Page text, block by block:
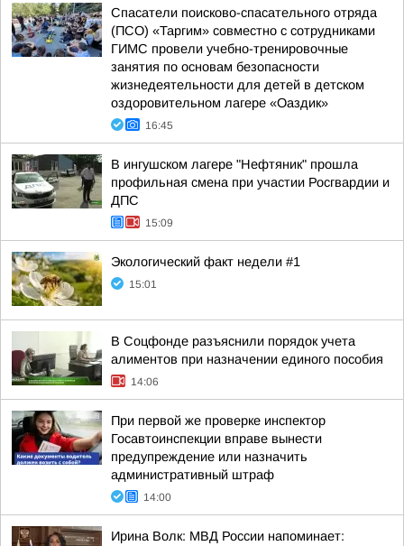
Спасатели поисково-спасательного отряда
(ПСО) «Таргим» совместно с сотрудниками
ГИМС провели учебно-тренировочные
занятия по основам безопасности
жизнедеятельности для детей в детском
оздоровительном лагере «Оаздик»
16:45
В ингушском лагере "Нефтяник" прошла
профильная смена при участии Росгвардии и
ДПС
15:09
Экологический факт недели #1
15:01
В Соцфонде разъяснили порядок учета
алиментов при назначении единого пособия
14:06
При первой же проверке инспектор
Госавтоинспекции вправе вынести
предупреждение или назначить
административный штраф
14:00
Ирина Волк: МВД России напоминает: